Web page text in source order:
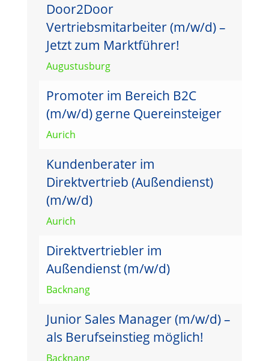
Door2Door
Vertriebsmitarbeiter (m/w/d) –
Jetzt zum Marktführer!
Augustusburg
Promoter im Bereich B2C
(m/w/d) gerne Quereinsteiger
Aurich
Kundenberater im
Direktvertrieb (Außendienst)
(m/w/d)
Aurich
Direktvertriebler im
Außendienst (m/w/d)
Backnang
Junior Sales Manager (m/w/d) –
als Berufseinstieg möglich!
Backnang